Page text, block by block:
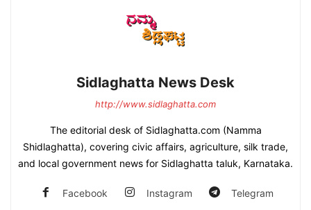
Sidlaghatta News Desk
http://www.sidlaghatta.com
The editorial desk of Sidlaghatta.com (Namma
Shidlaghatta), covering civic affairs, agriculture, silk trade,
and local government news for Sidlaghatta taluk, Karnataka.
Facebook Instagram Telegram